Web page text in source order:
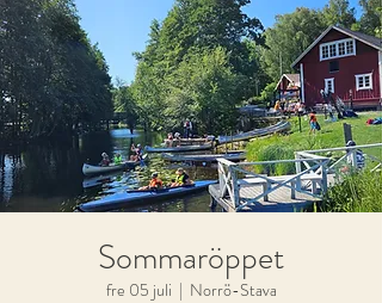
Sommaröppet
fre 05 juli
  |
Norrö-Stava